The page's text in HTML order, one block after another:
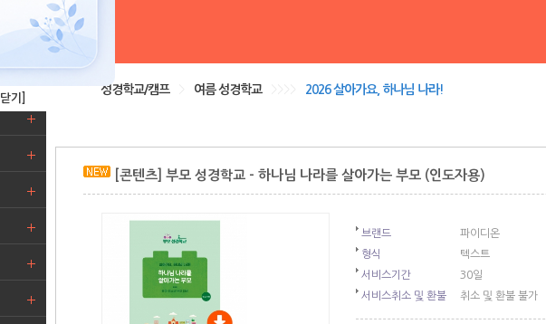
성경학교/캠프 여름 성경학교 2026 살아가요, 하나님 나라!
[콘텐츠] 부모 성경학교 - 하나님 나라를 살아가는 부모 (인도자용)
브랜드
파이디온
형식
텍스트
서비스기간
30일
서비스취소 및 환불
취소 및 환불 불가
[닫기]